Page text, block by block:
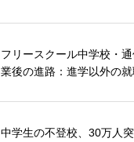
フリースクール中学校・
業後の進路：進学以外の
中学生の不登校、30万人